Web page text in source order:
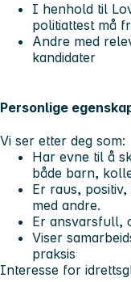
I henhold til
politiattest må
Andre med
kandidater
Personlige
Vi ser etter deg som:
Har evne til å
både barn,
Er raus,
med andre.
Er ansvarsfull,
Viser
praksis
Interesse for